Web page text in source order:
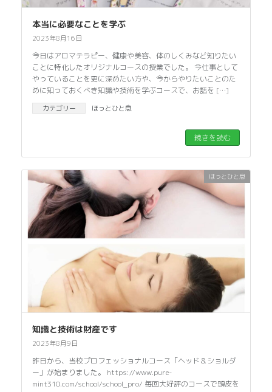
本当に必要なことを学ぶ
2023年8月16日
今日はアロマテラピー、健康や美容、体のしくみなど知りたい
ことに特化したオリジナルコースの授業でした。 今仕事として
やっていることを更に深めたい方や、今からやりたいことのた
めに知っておくべき知識や技術を学ぶコースで、お話を […]
カテゴリー ほっとひと息
続きを読む
ほっとひと息
知識と技術は財産です
2023年8月9日
昨日から、当校プロフェッショナルコース「ヘッド＆ショルダ
ー」が始まりました。 https://www.pure-
mint310.com/school/school_pro/ 毎回大好評のコースで頭皮を